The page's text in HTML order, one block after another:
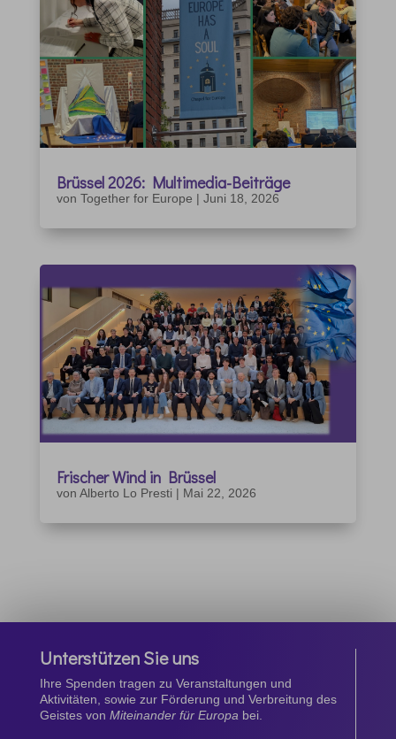
Brüssel 2026: Multimedia-Beiträge
von Together for Europe | Juni 18, 2026
Frischer Wind in Brüssel
von Alberto Lo Presti | Mai 22, 2026
Unterstützen Sie uns
Ihre Spenden tragen zu Veranstaltungen und
Aktivitäten, sowie zur Förderung und Verbreitung des
Geistes von Miteinander für Europabei.